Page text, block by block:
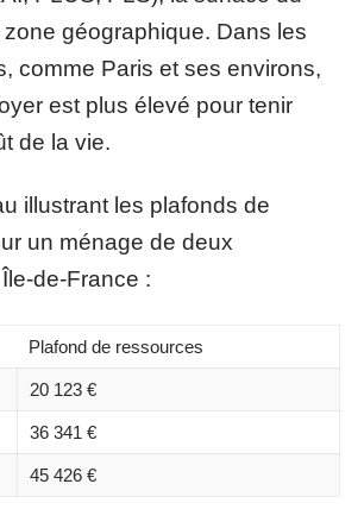
géographique. Dans les
comme Paris et ses environs,
est plus élevé pour tenir
de la vie.
illustrant les plafonds de
un ménage de deux
de-France :
Plafond de ressources
20 123 €
36 341 €
45 426 €